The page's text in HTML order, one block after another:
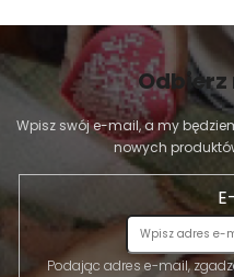
Wpisz swój e-mail, a my
nowych
Podając adres e-mail,